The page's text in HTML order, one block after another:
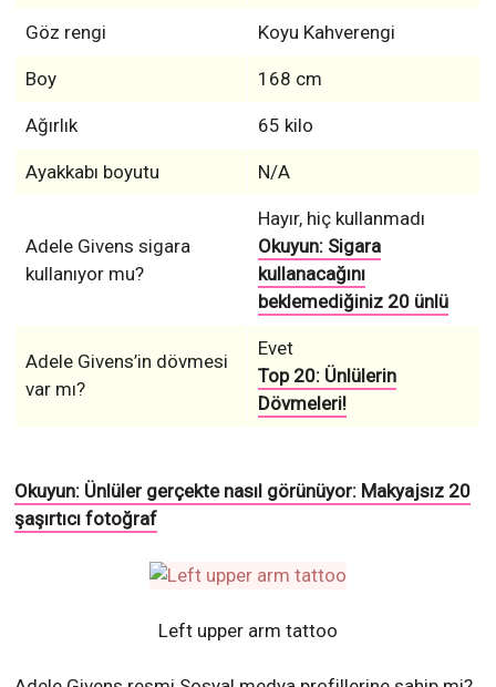
Göz rengi Koyu Kahverengi
Boy 168 cm
Ağırlık 65 kilo
Ayakkabı boyutu N/A
Adele Givens sigara
kullanıyor mu?
Hayır, hiç kullanmadı
Okuyun: Sigara
kullanacağını
beklemediğiniz 20 ünlü
Adele Givens’in dövmesi
var mı?
Evet
Top 20: Ünlülerin
Dövmeleri!
Okuyun: Ünlüler gerçekte nasıl görünüyor: Makyajsız 20
şaşırtıcı fotoğraf
Left upper arm tattoo